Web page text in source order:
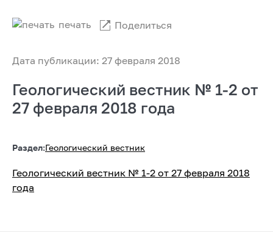
Дата публикации: 27 февраля 2018
печать Поделиться
Геологический вестник № 1-2 от
27 февраля 2018 года
Раздел:Геологический вестник
Геологический вестник № 1-2 от 27 февраля 2018
года